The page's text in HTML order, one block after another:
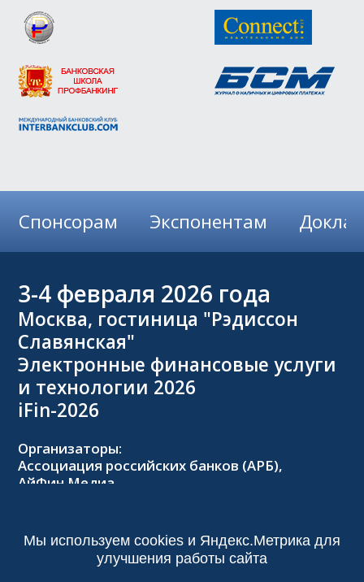
Спонсорам Экспонентам
3-4 февраля 2026 года
Москва, гостиница "Рэдиссон
Славянская"
Электронные финансовые услуги
и технологии 2026
iFin-2026
Организаторы:
Ассоциация российских банков (АРБ),
АйФин Медиа
Тел.: +7 (495) 229-8502, 2026@forumifin.ru
Мы используем cookies и Яндекс.Метрика для
улучшения работы сайта